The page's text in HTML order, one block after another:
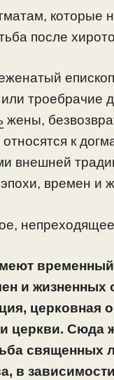
после
троебрачие
жены,
к
внешней
времен и
временный
и жизненных
церкви. Сюда
священных
в